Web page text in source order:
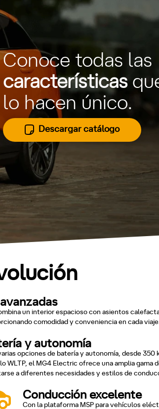
Conoce todas las
características
lo hacen único.
Descargar catálogo
un interior espacioso con asientos
comodidad y conveniencia en cada
y autonomía
opciones de batería y autonomía, desde 350
WLTP, el MG4 Electric ofrece una amplia gama
a diferentes necesidades y estilos de
Conducción excelente
Con la plataforma MSP para vehículos